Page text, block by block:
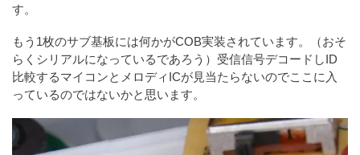
す。
もう1枚のサブ基板には何かがCOB実装されています。（おそ
らくシリアルになっているであろう）受信信号デコードしID
比較するマイコンとメロディICが見当たらないのでここに入
っているのではないかと思います。